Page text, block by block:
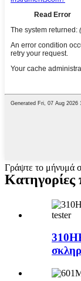
Γράψτε το μήνυμά
Κατηγορίες